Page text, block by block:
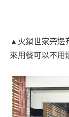
▲火鍋世家旁邊
來用餐可以不用